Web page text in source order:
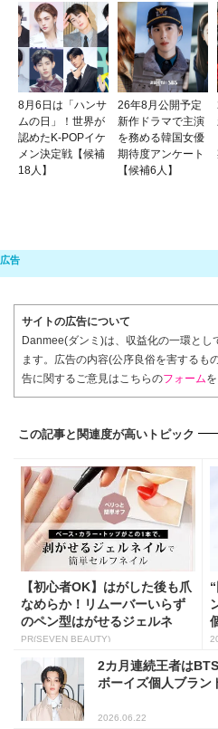
8月6日は「ハンサ
ムの日」！世界が
認めたK-POPイケ
メン決定戦【候補
18人】
26年8月公開予定
新作ドラマで主演
を務める韓国女優
期待度アンケート
【候補6人】
サイトの広告について
Danmee(ダンミ)は、収益化の一環とし
ます。広告の内容(公序良俗を害するも
告に関するご意見はこちらのフォーム
この記事と関連度が高いトピック
【初心者OK】はがした後も爪
なめらか！リムーバーいらず
のペン型はがせるジェルネ
イ...
PR(SEVEN BEAUTY)
2カ月連続王者は
ボーイズ個人ブラン
2026.06.22